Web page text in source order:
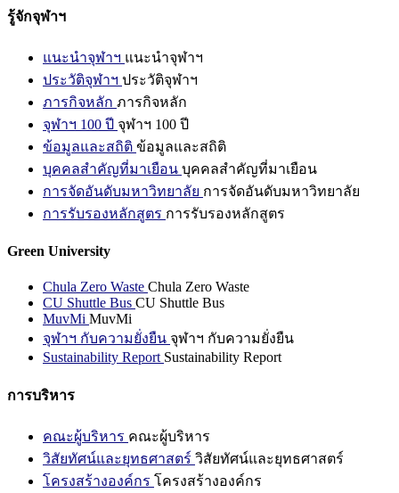
รู้จักจุฬาฯ
แนะนำจุฬาฯ แนะนำจุฬาฯ
ประวัติจุฬาฯ ประวัติจุฬาฯ
ภารกิจหลัก ภารกิจหลัก
จุฬาฯ 100 ปี จุฬาฯ 100 ปี
ข้อมูลและสถิติ ข้อมูลและสถิติ
บุคคลสำคัญที่มาเยือน บุคคลสำคัญที่มาเยือน
การจัดอันดับมหาวิทยาลัย การจัดอันดับมหาวิทยาลัย
การรับรองหลักสูตร การรับรองหลักสูตร
Green University
Chula Zero Waste Chula Zero Waste
CU Shuttle Bus CU Shuttle Bus
MuvMi MuvMi
จุฬาฯ กับความยั่งยืน จุฬาฯ กับความยั่งยืน
Sustainability Report Sustainability Report
การบริหาร
คณะผู้บริหาร คณะผู้บริหาร
วิสัยทัศน์และยุทธศาสตร์ วิสัยทัศน์และยุทธศาสตร์
โครงสร้างองค์กร โครงสร้างองค์กร